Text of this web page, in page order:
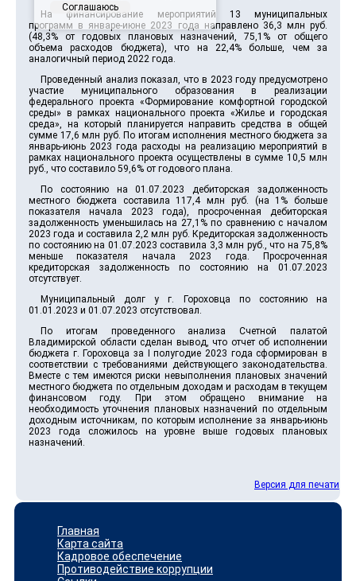
На финансирование мероприятий 13 муниципальных
программ в январе-июне 2023 года направлено 36,3 млн руб.
(48,3% от годовых плановых назначений, 75,1% от общего
объема расходов бюджета), что на 22,4% больше, чем за
аналогичный период 2022 года.
Проведенный анализ показал, что в 2023 году предусмотрено
участие муниципального образования в реализации
федерального проекта «Формирование комфортной городской
среды» в рамках национального проекта «Жилье и городская
среда», на который планируется направить средства в общей
сумме 17,6 млн руб. По итогам исполнения местного бюджета за
январь-июнь 2023 года расходы на реализацию мероприятий в
рамках национального проекта осуществлены в сумме 10,5 млн
руб., что составило 59,6% от годового плана.
По состоянию на 01.07.2023 дебиторская задолженность
местного бюджета составила 117,4 млн руб. (на 1% больше
показателя начала 2023 года), просроченная дебиторская
задолженность уменьшилась на 27,1% по сравнению с началом
2023 года и составила 2,2 млн руб. Кредиторская задолженность
по состоянию на 01.07.2023 составила 3,3 млн руб., что на 75,8%
меньше показателя начала 2023 года. Просроченная
кредиторская задолженность по состоянию на 01.07.2023
отсутствует.
Муниципальный долг у г. Гороховца по состоянию на
01.01.2023 и 01.07.2023 отсутствовал.
По итогам проведенного анализа Счетной палатой
Владимирской области сделан вывод, что отчет об исполнении
бюджета г. Гороховца за I полугодие 2023 года сформирован в
соответствии с требованиями действующего законодательства.
Вместе с тем имеются риски невыполнения плановых значений
местного бюджета по отдельным доходам и расходам в текущем
финансовом году. При этом обращено внимание на
необходимость уточнения плановых назначений по отдельным
доходным источникам, по которым исполнение за январь-июнь
2023 года сложилось на уровне выше годовых плановых
назначений.
Версия для печати
Главная
Карта сайта
Кадровое обеспечение
Противодействие коррупции
Соглашаюсь